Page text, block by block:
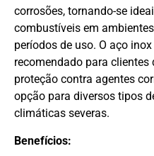
corrosões, tornando-se
combustíveis em
períodos de uso. O aço
recomendado para
proteção contra agentes
opção para diversos tipos
climáticas severas.
Benefícios: